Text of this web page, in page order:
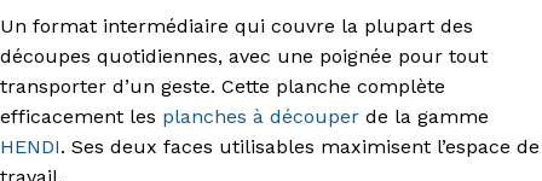
Un format intermédiaire qui couvre la plupart des
découpes quotidiennes, avec une poignée pour tout
transporter d’un geste. Cette planche complète
efficacement les planches à découper de la gamme
HENDI. Ses deux faces utilisables maximisent l’espace de